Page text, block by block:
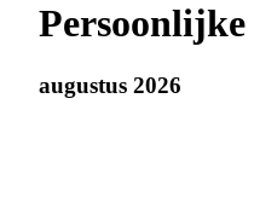
Persoonlijke
augustus 2026